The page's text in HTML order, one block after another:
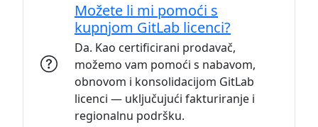
Možete li mi pomoći s
kupnjom GitLab licenci?
Da. Kao certificirani prodavač,
možemo vam pomoći s nabavom,
obnovom i konsolidacijom GitLab
licenci — uključujući fakturiranje i
regionalnu podršku.